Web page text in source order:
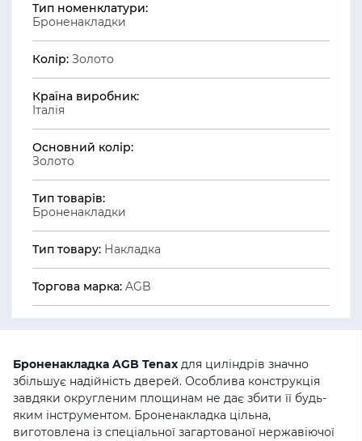
Тип номенклатури:
Броненакладки
Колір: Золото
Країна виробник:
Італія
Основний колір:
Золото
Тип товарів:
Броненакладки
Тип товару: Накладка
Торгова марка: AGB
Броненакладка AGB Tenax для циліндрів значно
збільшує надійність дверей. Особлива конструкція
завдяки округленим площинам не дає збити її будь-
яким інструментом. Броненакладка цільна,
виготовлена із спеціальної загартованої нержавіючої